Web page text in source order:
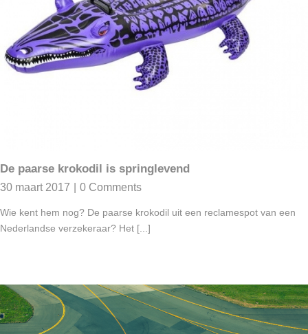
De paarse krokodil is springlevend
30 maart 2017 0 Comments
Wie kent hem nog? De paarse krokodil uit een reclamespot van een
Nederlandse verzekeraar? Het [...]